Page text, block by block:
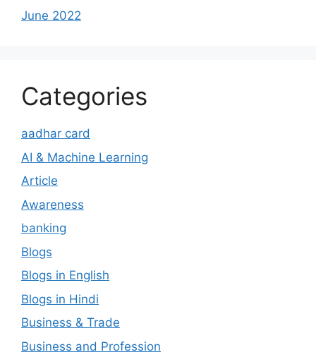
June 2022
Categories
aadhar card
AI & Machine Learning
Article
Awareness
banking
Blogs
Blogs in English
Blogs in Hindi
Business & Trade
Business and Profession